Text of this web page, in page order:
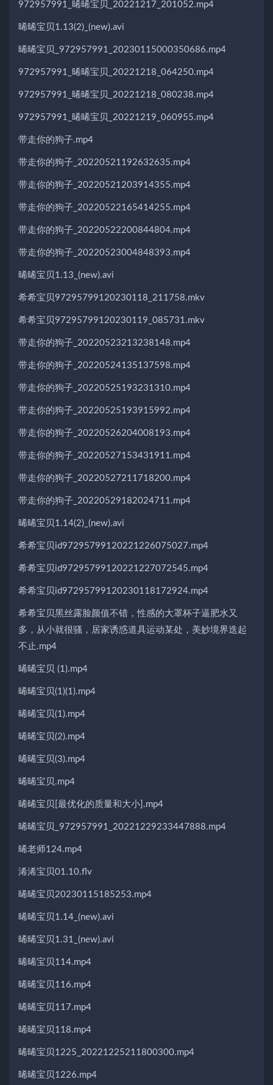
972957991_晞晞宝贝_20221217_201052.mp4
晞晞宝贝1.13(2)_(new).avi
晞晞宝贝_972957991_20230115000350686.mp4
972957991_晞晞宝贝_20221218_064250.mp4
972957991_晞晞宝贝_20221218_080238.mp4
972957991_晞晞宝贝_20221219_060955.mp4
带走你的狗子.mp4
带走你的狗子_20220521192632635.mp4
带走你的狗子_20220521203914355.mp4
带走你的狗子_20220522165414255.mp4
带走你的狗子_20220522200844804.mp4
带走你的狗子_20220523004848393.mp4
晞晞宝贝1.13_(new).avi
希希宝贝97295799120230118_211758.mkv
希希宝贝97295799120230119_085731.mkv
带走你的狗子_20220523213238148.mp4
带走你的狗子_20220524135137598.mp4
带走你的狗子_20220525193231310.mp4
带走你的狗子_20220525193915992.mp4
带走你的狗子_20220526204008193.mp4
带走你的狗子_20220527153431911.mp4
带走你的狗子_20220527211718200.mp4
带走你的狗子_20220529182024711.mp4
晞晞宝贝1.14(2)_(new).avi
希希宝贝id97295799120221226075027.mp4
希希宝贝id97295799120221227072545.mp4
希希宝贝id97295799120230118172924.mp4
希希宝贝黑丝露脸颜值不错，性感的大罩杯子逼肥水又
多，从小就很骚，居家诱惑道具运动某处，美妙境界迭起
不止.mp4
晞晞宝贝 (1).mp4
晞晞宝贝(1)(1).mp4
晞晞宝贝(1).mp4
晞晞宝贝(2).mp4
晞晞宝贝(3).mp4
晞晞宝贝.mp4
晞晞宝贝[最优化的质量和大小].mp4
晞晞宝贝_972957991_20221229233447888.mp4
晞老师124.mp4
浠浠宝贝01.10.flv
晞晞宝贝20230115185253.mp4
晞晞宝贝1.14_(new).avi
晞晞宝贝1.31_(new).avi
晞晞宝贝114.mp4
晞晞宝贝116.mp4
晞晞宝贝117.mp4
晞晞宝贝118.mp4
晞晞宝贝1225_20221225211800300.mp4
晞晞宝贝1226.mp4